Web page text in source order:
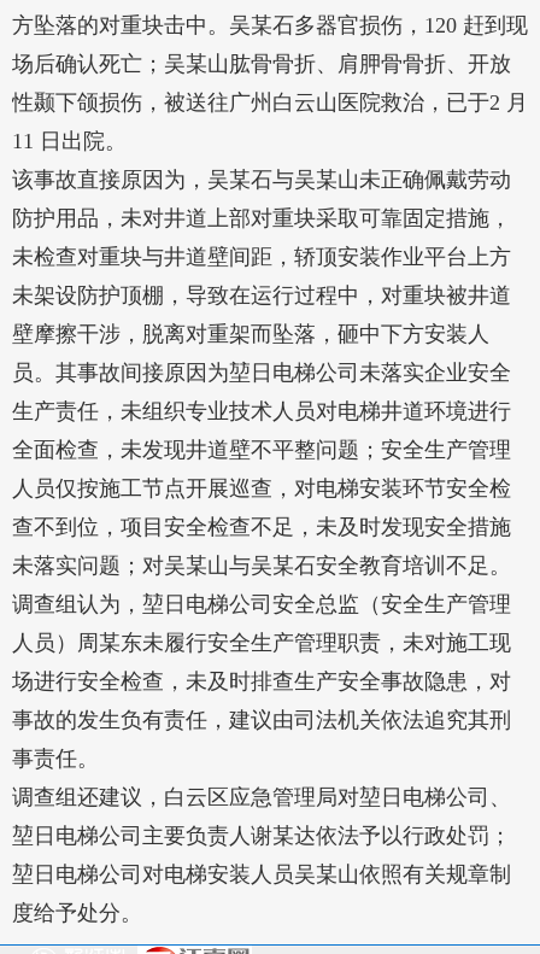
方坠落的对重块击中。吴某石多器官损伤，120 赶到现
场后确认死亡；吴某山肱骨骨折、肩胛骨骨折、开放
性颞下颌损伤，被送往广州白云山医院救治，已于2 月
11 日出院。
该事故直接原因为，吴某石与吴某山未正确佩戴劳动
防护用品，未对井道上部对重块采取可靠固定措施，
未检查对重块与井道壁间距，轿顶安装作业平台上方
未架设防护顶棚，导致在运行过程中，对重块被井道
壁摩擦干涉，脱离对重架而坠落，砸中下方安装人
员。其事故间接原因为堃日电梯公司未落实企业安全
生产责任，未组织专业技术人员对电梯井道环境进行
全面检查，未发现井道壁不平整问题；安全生产管理
人员仅按施工节点开展巡查，对电梯安装环节安全检
查不到位，项目安全检查不足，未及时发现安全措施
未落实问题；对吴某山与吴某石安全教育培训不足。
调查组认为，堃日电梯公司安全总监（安全生产管理
人员）周某东未履行安全生产管理职责，未对施工现
场进行安全检查，未及时排查生产安全事故隐患，对
事故的发生负有责任，建议由司法机关依法追究其刑
事责任。
调查组还建议，白云区应急管理局对堃日电梯公司、
堃日电梯公司主要负责人谢某达依法予以行政处罚；
堃日电梯公司对电梯安装人员吴某山依照有关规章制
度给予处分。